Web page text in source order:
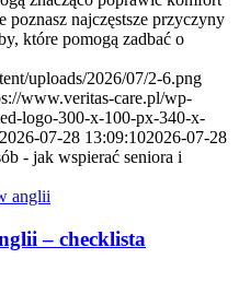
najczęstsze przyczyny
które pomogą zadbać o
uploads/2026/07/2-6.png
www.veritas-care.pl/wp-
logo-300-x-100-px-340-x-
2026-07-28 13:09:102026-07-28
- jak wspierać seniora i
– checklista